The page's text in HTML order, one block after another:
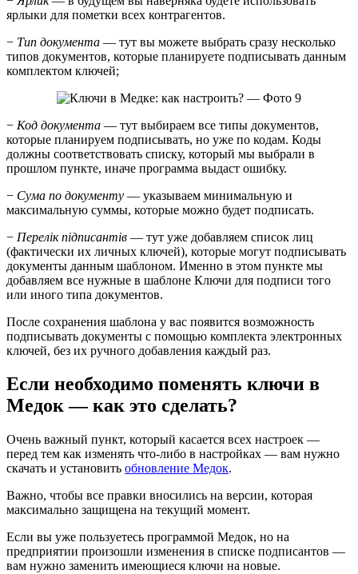
ярлыки для пометки всех контрагентов.
− Тип документа — тут вы можете выбрать сразу несколько
типов документов, которые планируете подписывать данным
комплектом ключей;
− Код документа — тут выбираем все типы документов,
которые планируем подписывать, но уже по кодам. Коды
должны соответствовать списку, который мы выбрали в
прошлом пункте, иначе программа выдаст ошибку.
− Сума по документу — указываем минимальную и
максимальную суммы, которые можно будет подписать.
− Перелік підписантів — тут уже добавляем список лиц
(фактически их личных ключей), которые могут подписывать
документы данным шаблоном. Именно в этом пункте мы
добавляем все нужные в шаблоне Ключи для подписи того
или иного типа документов.
После сохранения шаблона у вас появится возможность
подписывать документы с помощью комплекта электронных
ключей, без их ручного добавления каждый раз.
Если необходимо поменять ключи в
Медок — как это сделать?
Очень важный пункт, который касается всех настроек —
перед тем как изменять что-либо в настройках — вам нужно
скачать и установить обновление Медок.
Важно, чтобы все правки вносились на версии, которая
максимально защищена на текущий момент.
Если вы уже пользуетесь программой Медок, но на
предприятии произошли изменения в списке подписантов —
вам нужно заменить имеющиеся ключи на новые.